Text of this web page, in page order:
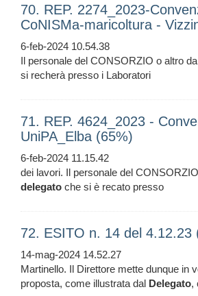
70. REP. 2274_2023-
CoNISMa-maricoltura -
6-feb-2024 10.54.38
Il personale del CONSORZIO o altro
si recherà presso i Laboratori
71. REP. 4624_2023 -
UniPA_Elba (65%)
6-feb-2024 11.15.42
dei lavori. Il personale del
delegato che si è recato presso
72. ESITO n. 14 del 4.12.23
14-mag-2024 14.52.27
Martinello. Il Direttore mette dunque in
proposta, come illustrata dal Delegato,